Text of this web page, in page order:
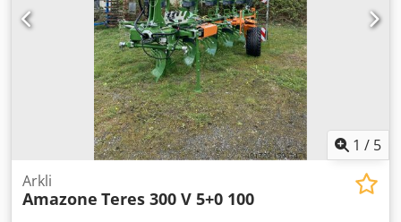
1 / 5
Arkli
Amazone Teres 300 V 5+0 100